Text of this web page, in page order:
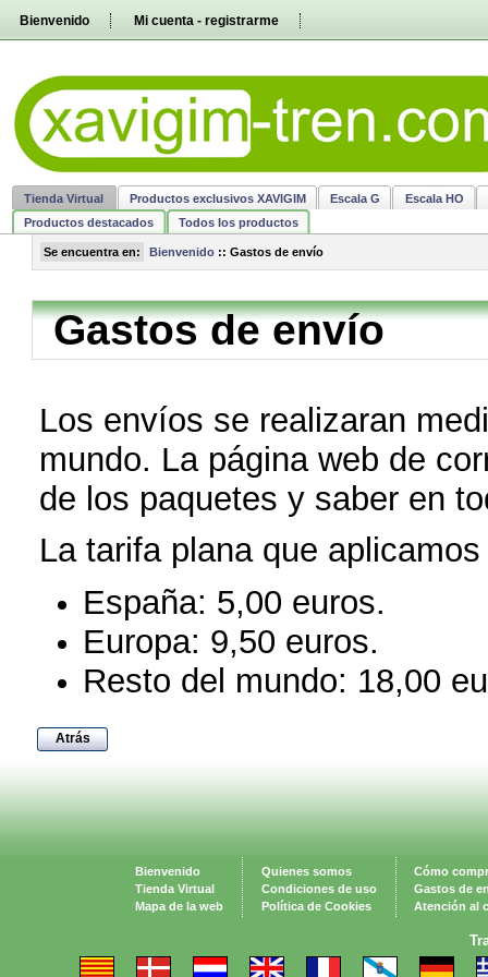
directamente
Bienvenido Mi cuenta - registrarme
Tienda Virtual Productos exclusivos XAVIGIM Escala G Escala HO
Productos destacados
Todos los productos
Se encuentra en: Bienvenido ::Gastos de envío
Gastos de envío
Los envíos se realizaran
mundo. La página web de
de los paquetes y saber en
La tarifa plana que
España: 5,00 euros.
Europa: 9,50 euros.
Resto del mundo: 18,00
Atrás
Bienvenido
Tienda Virtual
Mapa de la web
Quienes somos
Condiciones de uso
Política de Cookies
Cómo
Gastos de
Atención al